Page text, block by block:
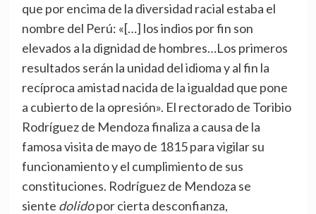
que por encima de la diversidad racial estaba el
nombre del Perú: «[…] los indios por fin son
elevados a la dignidad de hombres…Los primeros
resultados serán la unidad del idioma y al fin la
recíproca amistad nacida de la igualdad que pone
a cubierto de la opresión». El rectorado de Toribio
Rodríguez de Mendoza finaliza a causa de la
famosa visita de mayo de 1815 para vigilar su
funcionamiento y el cumplimiento de sus
constituciones. Rodríguez de Mendoza se
siente dolidopor cierta desconfianza,